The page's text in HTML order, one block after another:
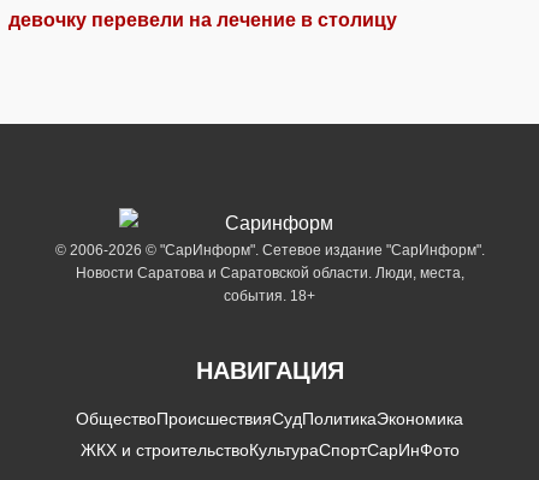
девочку перевели на лечение в столицу
© 2006-2026 © "СарИнформ". Сетевое издание "СарИнформ".
Новости Саратова и Саратовской области. Люди, места,
события. 18+
НАВИГАЦИЯ
ОбществоПроисшествияСудПолитикаЭкономика
ЖКХ и строительствоКультураСпортСарИнФото